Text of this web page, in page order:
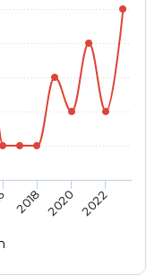
2018 2020 2022